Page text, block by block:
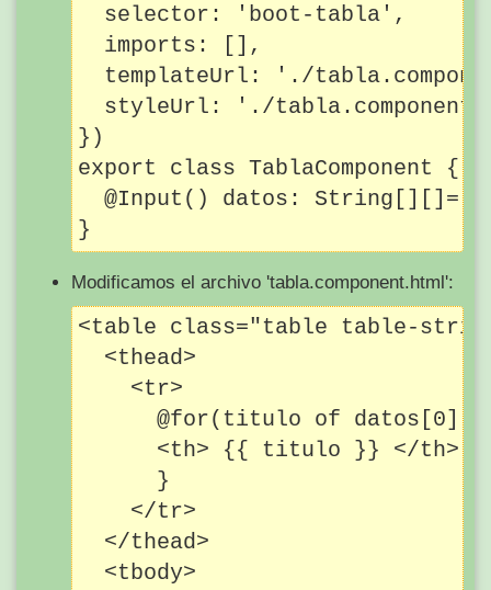
  selector: 'boot-tabla',
  imports: [],
templateUrl: './
styleUrl: './
})
export class TablaComponent {
@Input() datos:
Modificamos el archivo 'tabla.component.html':
<table class="table table-
  <thead>
    <tr>
@for(titulo of datos[0];
      <th> {{ titulo }} </th>
      }
    </tr>
  </thead>
  <tbody>